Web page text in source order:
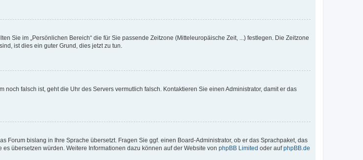
Sie im „Persönlichen Bereich“ die für Sie passende Zeitzone (Mitteleuropäische Zeit, ...) festlegen. Die Zeitzone
ist dies ein guter Grund, dies jetzt zu tun.
falsch ist, geht die Uhr des Servers vermutlich falsch. Kontaktieren Sie einen Administrator, damit er das
Forum bislang in Ihre Sprache übersetzt. Fragen Sie ggf. einen Board-Administrator, ob er das Sprachpaket, das
übersetzen würden. Weitere Informationen dazu können auf der Website von phpBB Limited oder aufphpBB.de